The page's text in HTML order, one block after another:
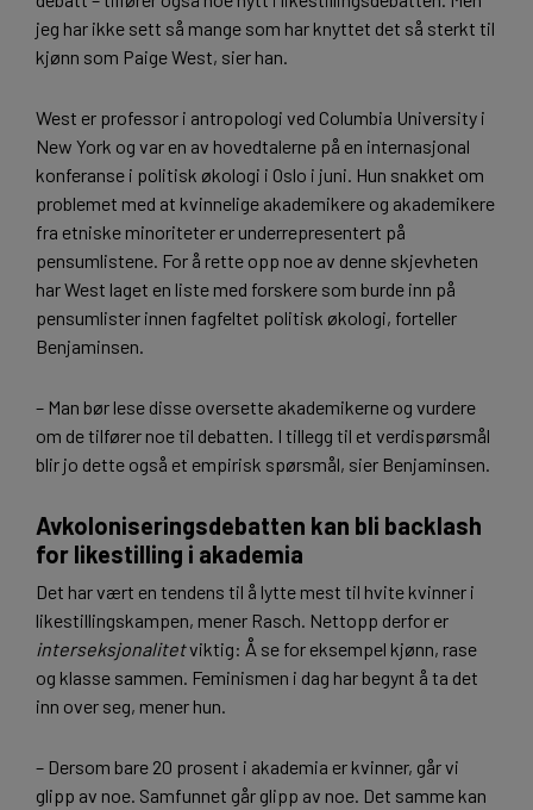
jeg har ikke sett så mange som har knyttet det så sterkt til
kjønn som Paige West, sier han.
West er professor i antropologi ved Columbia University i
New York og var en av hovedtalerne på en internasjonal
konferanse i politisk økologi i Oslo i juni. Hun snakket om
problemet med at kvinnelige akademikere og akademikere
fra etniske minoriteter er underrepresentert på
pensumlistene. For å rette opp noe av denne skjevheten
har West laget en liste med forskere som burde inn på
pensumlister innen fagfeltet politisk økologi, forteller
Benjaminsen.
– Man bør lese disse oversette akademikerne og vurdere
om de tilfører noe til debatten. I tillegg til et verdispørsmål
blir jo dette også et empirisk spørsmål, sier Benjaminsen.
Avkoloniseringsdebatten kan bli backlash
for likestilling i akademia
Det har vært en tendens til å lytte mest til hvite kvinner i
likestillingskampen, mener Rasch. Nettopp derfor er
interseksjonalitetviktig: Å se for eksempel kjønn, rase
og klasse sammen. Feminismen i dag har begynt å ta det
inn over seg, mener hun.
– Dersom bare 20 prosent i akademia er kvinner, går vi
glipp av noe. Samfunnet går glipp av noe. Det samme kan